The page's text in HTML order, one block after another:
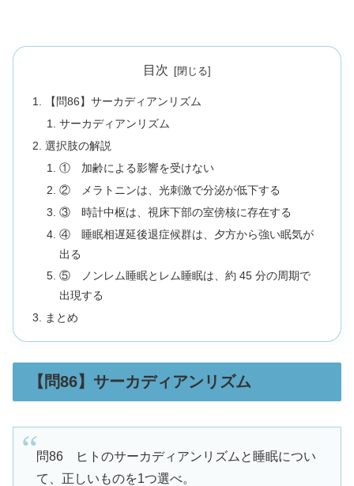
目次
【問86】サーカディアンリズム
サーカディアンリズム
選択肢の解説
① 加齢による影響を受けない
② メラトニンは、光刺激で分泌が低下する
③ 時計中枢は、視床下部の室傍核に存在する
④ 睡眠相遅延後退症候群は、夕方から強い眠気が
出る
⑤ ノンレム睡眠とレム睡眠は、約 45 分の周期で
出現する
まとめ
【問86】サーカディアンリズム
問86 ヒトのサーカディアンリズムと睡眠につい
て、正しいものを1つ選べ。